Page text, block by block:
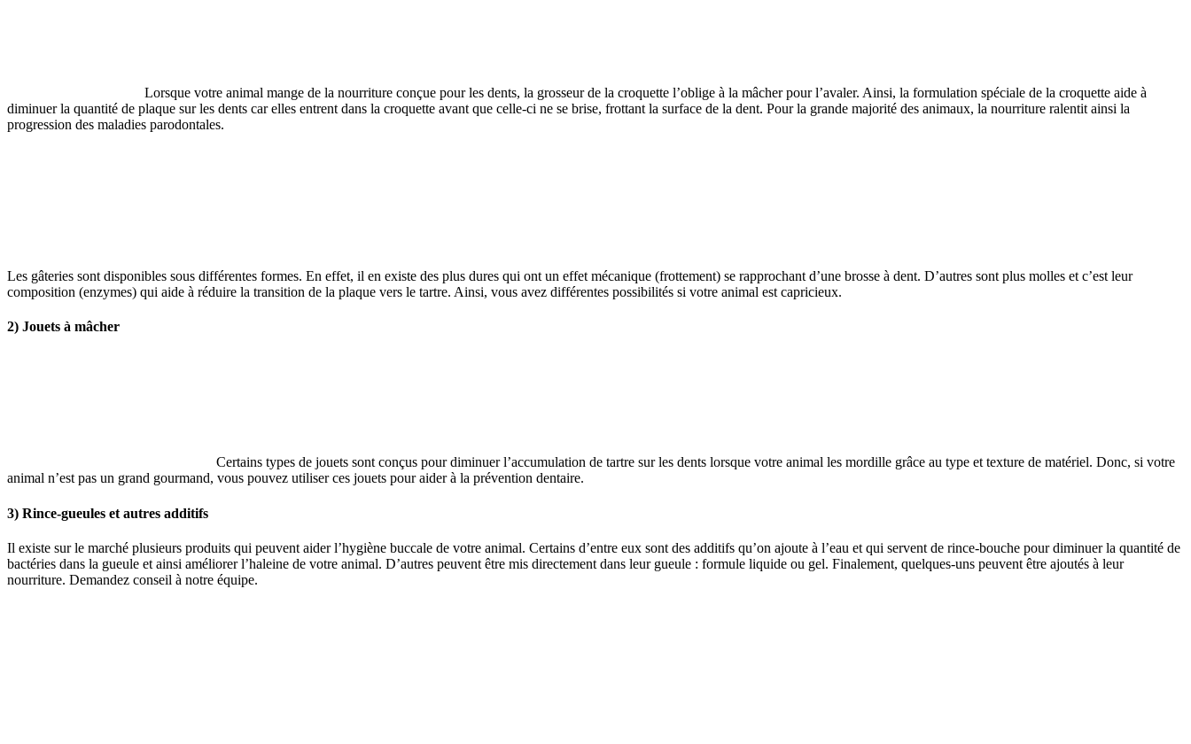
Lorsque votre animal mange de la nourriture conçue pour les dents, la grosseur de la croquette l’oblige à la mâcher pour l’avaler. Ainsi, la formulation spéciale de la croquette aide à
diminuer la quantité de plaque sur les dents car elles entrent dans la croquette avant que celle-ci ne se brise, frottant la surface de la dent. Pour la grande majorité des animaux, la nourriture ralentit ainsi la
progression des maladies parodontales.
Les gâteries sont disponibles sous différentes formes. En effet, il en existe des plus dures qui ont un effet mécanique (frottement) se rapprochant d’une brosse à dent. D’autres sont plus molles et c’est leur
composition (enzymes) qui aide à réduire la transition de la plaque vers le tartre. Ainsi, vous avez différentes possibilités si votre animal est capricieux.
2) Jouets à mâcher
Certains types de jouets sont conçus pour diminuer l’accumulation de tartre sur les dents lorsque votre animal les mordille grâce au type et texture de matériel. Donc, si votre
animal n’est pas un grand gourmand, vous pouvez utiliser ces jouets pour aider à la prévention dentaire.
3) Rince-gueules et autres additifs
Il existe sur le marché plusieurs produits qui peuvent aider l’hygiène buccale de votre animal. Certains d’entre eux sont des additifs qu’on ajoute à l’eau et qui servent de rince-bouche pour diminuer la quantité de
bactéries dans la gueule et ainsi améliorer l’haleine de votre animal. D’autres peuvent être mis directement dans leur gueule : formule liquide ou gel. Finalement, quelques-uns peuvent être ajoutés à leur
nourriture. Demandez conseil à notre équipe.